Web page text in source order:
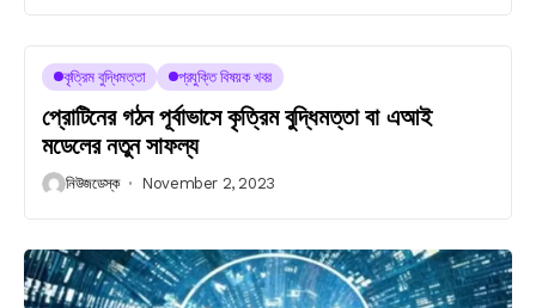
কৃত্রিম বুদ্ধিমত্তা প্রযুক্তি বিষয়ক খবর
প্রোটিনের গঠন পূর্বাভাসে কৃত্রিম বুদ্ধিমত্তা বা এআই
মডেলের নতুন সাফল্য
নিউজডেস্ক November 2, 2023